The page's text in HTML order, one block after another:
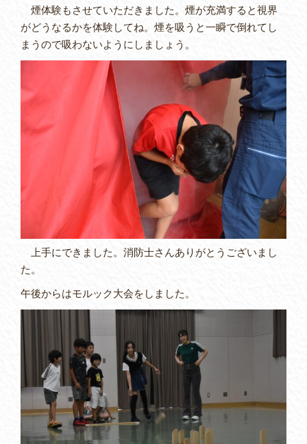
煙体験もさせていただきました。煙が充満すると視界
がどうなるかを体験してね。煙を吸うと一瞬で倒れてし
まうので吸わないようにしましょう。
上手にできました。消防士さんありがとうございまし
た。
午後からはモルック大会をしました。